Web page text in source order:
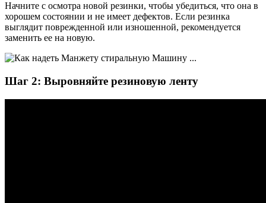
Начните с осмотра новой резинки, чтобы убедиться, что она в
хорошем состоянии и не имеет дефектов. Если резинка
выглядит поврежденной или изношенной, рекомендуется
заменить ее на новую.
Шаг 2: Выровняйте резиновую ленту